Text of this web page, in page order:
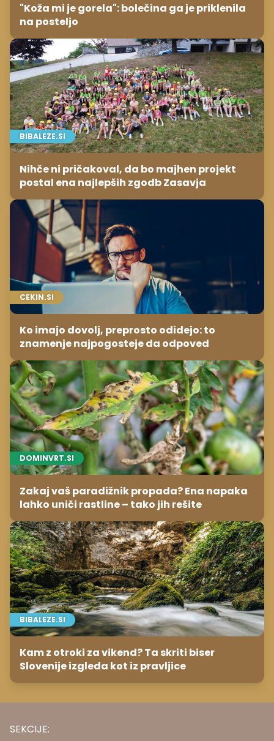
"Koža mi je gorela": bolečina ga je priklenila
na posteljo
BIBALEZE.SI
Nihče ni pričakoval, da bo majhen projekt
postal ena najlepših zgodb Zasavja
CEKIN.SI
Ko imajo dovolj, preprosto odidejo: to
znamenje najpogosteje da odpoved
DOMINVRT.SI
Zakaj vaš paradižnik propada? Ena napaka
lahko uniči rastline – tako jih rešite
BIBALEZE.SI
Kam z otroki za vikend? Ta skriti biser
Slovenije izgleda kot iz pravljice
SEKCIJE: